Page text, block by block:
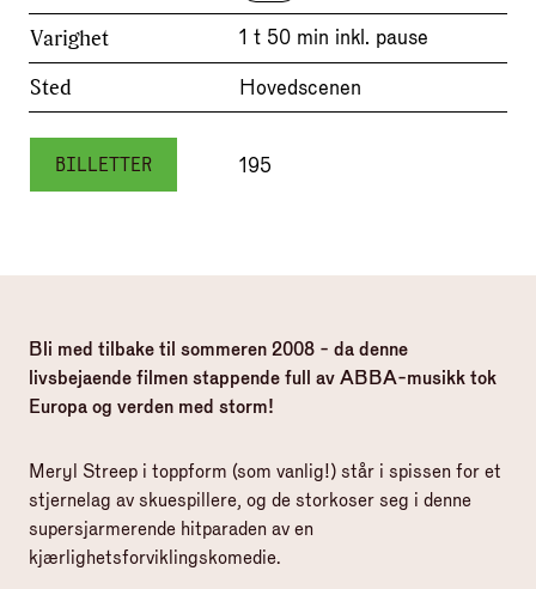
Varighet 1 t 50 min inkl. pause
Sted Hovedscenen
BILLETTER 195
Bli med tilbake til sommeren 2008 - da denne
livsbejaende filmen stappende full av ABBA-musikk tok
Europa og verden med storm!
Meryl Streep i toppform (som vanlig!) står i spissen for et
stjernelag av skuespillere, og de storkoser seg i denne
supersjarmerende hitparaden av en
kjærlighetsforviklingskomedie.